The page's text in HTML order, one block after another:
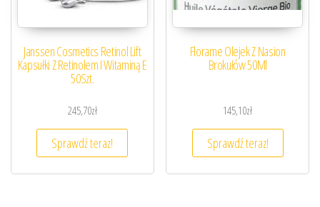
Janssen Cosmetics Retinol Lift
Kapsułki Z Retinolem I Witaminą E
50Szt.
245,70zł
Sprawdź teraz!
Florame Olejek Z Nasion
Brokułów 50Ml
145,10zł
Sprawdź teraz!